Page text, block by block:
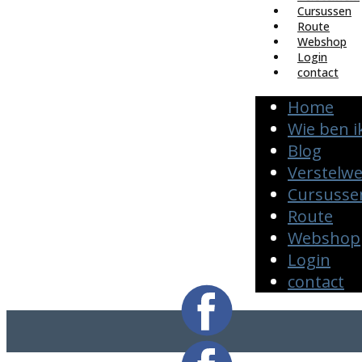
Cursussen
Route
Webshop
Login
contact
Home
Wie ben
Blog
Route
Webshop
Login
contact